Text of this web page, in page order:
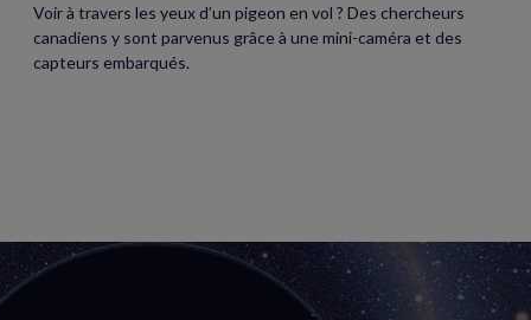
Voir à travers les yeux d’un pigeon en vol ? Des chercheurs
canadiens y sont parvenus grâce à une mini-caméra et des
capteurs embarqués.